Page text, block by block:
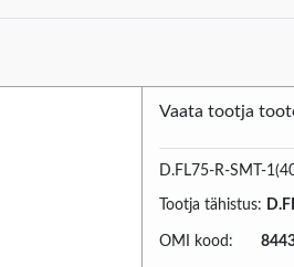
Vaata tootja
D.FL75-R-SMT-
Tootja tähistus:
OMI kood: